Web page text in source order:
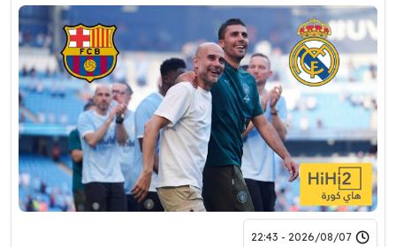
2026/08/07 - 22:43